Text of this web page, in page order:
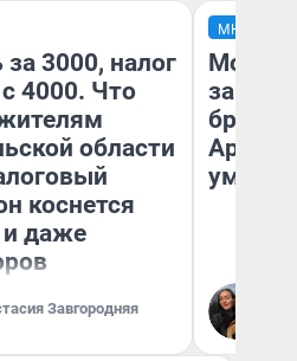
3000, налог
4000. Что
области
коснется
даже
Завгородняя
МНЕНИЕ